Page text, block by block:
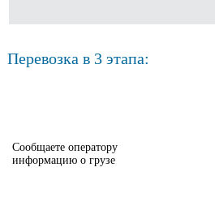
Перевозка в 3 этапа:
Сообщаете оператору
информацию о грузе